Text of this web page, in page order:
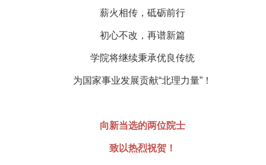
薪火相传，砥砺前行
初心不改，再谱新篇
学院将继续秉承优良传统
为国家事业发展贡献“北理力量”！
向新当选的两位院士
致以热烈祝贺！